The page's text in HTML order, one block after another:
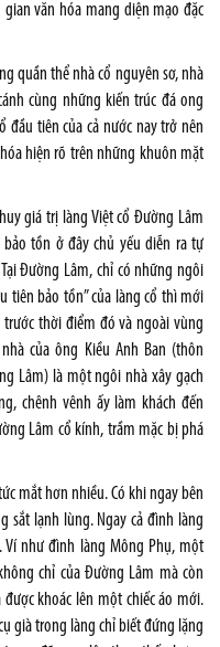
văn hóa mang diện mạo đặc
quần thể nhà cổ nguyên sơ, nhà
cùng những kiến trúc đá ong
đầu tiên của cả nước nay trở nên
hiện rõ trên những khuôn mặt
giá trị làng Việt cổ Đường Lâm
tồn ở đây chủ yếu diễn ra tự
Đường Lâm, chỉ có những ngôi
tiên bảo tồn” của làng cổ thì mới
thời điểm đó và ngoài vùng
của ông Kiều Anh Ban (thôn
Lâm) là một ngôi nhà xây gạch
chênh vênh ấy làm khách đến
Lâm cổ kính, trầm mặc bị phá
mắt hơn nhiều. Có khi ngay bên
sắt lạnh lùng. Ngay cả đình làng
Ví như đình làng Mông Phụ, một
chỉ của Đường Lâm mà còn
khoác lên một chiếc áo mới.
già trong làng chỉ biết đứng lặng